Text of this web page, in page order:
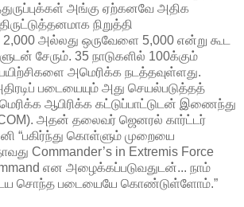
அங்கு ஏற்கனவே அதிக
நிறுத்தி
2,000 அல்லது ஒருவேளை 5,000 என்று கூட
சேரும். 35 நாடுகளில் 100க்கும்
அமெரிக்க நடத்தவுள்ளது.
படையையும் அது செயல்படுத்தத்
ஆபிரிக்க கட்டுப்பாட்டுடன் இணைந்து
அதன் தலைவர் ஜெனரல் கார்ட்டர்
“பகிர்ந்து கொள்ளும் முறையை
Commander’s in Extremis Force
என அழைக்கப்படுவதுடன்... நாம்
சொந்த படையையே கொண்டுள்ளோம்.”